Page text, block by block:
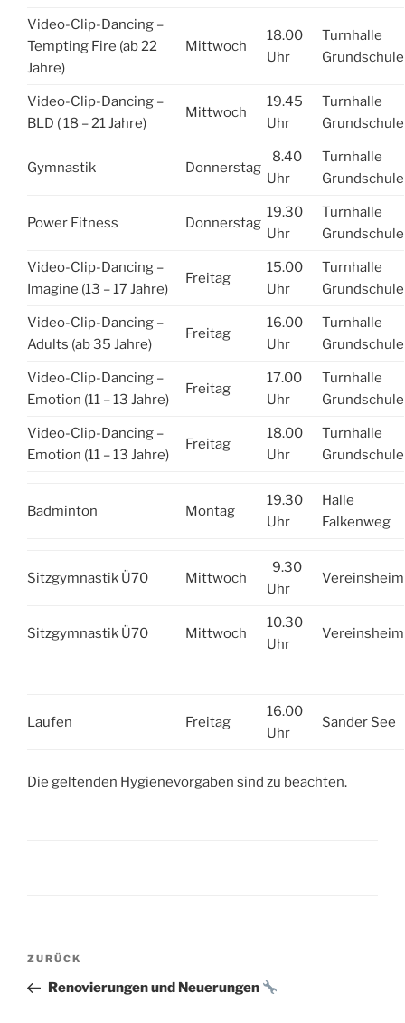
Video-Clip-Dancing –
Tempting Fire (ab 22
Jahre)
Mittwoch
18.00
Uhr
Turnhalle
Grundschule
Video-Clip-Dancing –
BLD ( 18 – 21 Jahre)
Mittwoch
19.45
Uhr
Turnhalle
Grundschule
Gymnastik Donnerstag
8.40
Uhr
Turnhalle
Grundschule
Power Fitness Donnerstag
19.30
Uhr
Turnhalle
Grundschule
Video-Clip-Dancing –
Imagine (13 – 17 Jahre)
Freitag
15.00
Uhr
Turnhalle
Grundschule
Video-Clip-Dancing –
Adults (ab 35 Jahre)
Freitag
16.00
Uhr
Turnhalle
Grundschule
Video-Clip-Dancing –
Emotion (11 – 13 Jahre)
Freitag
17.00
Uhr
Turnhalle
Grundschule
Video-Clip-Dancing –
Emotion (11 – 13 Jahre)
Freitag
18.00
Uhr
Turnhalle
Grundschule
Badminton Montag
19.30
Uhr
Halle
Falkenweg
Sitzgymnastik Ü70 Mittwoch
9.30
Uhr
Vereinsheim
Sitzgymnastik Ü70 Mittwoch
10.30
Uhr
Vereinsheim
Laufen Freitag
16.00
Uhr
Sander See
Die geltenden Hygienevorgaben sind zu beachten.
Beitragsnavigation
Vorheriger
Beitrag
ZURÜCK
Renovierungen und Neuerungen